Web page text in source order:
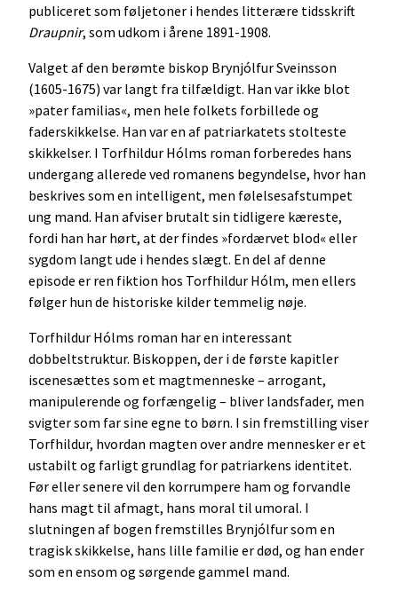
publiceret som føljetoner i hendes litterære tidsskrift
Draupnir, som udkom i årene 1891-1908.
Valget af den berømte biskop Brynjólfur Sveinsson
(1605-1675) var langt fra tilfældigt. Han var ikke blot
»pater familias«, men hele folkets forbillede og
faderskikkelse. Han var en af patriarkatets stolteste
skikkelser. I Torfhildur Hólms roman forberedes hans
undergang allerede ved romanens begyndelse, hvor han
beskrives som en intelligent, men følelsesafstumpet
ung mand. Han afviser brutalt sin tidligere kæreste,
fordi han har hørt, at der findes »fordærvet blod« eller
sygdom langt ude i hendes slægt. En del af denne
episode er ren fiktion hos Torfhildur Hólm, men ellers
følger hun de historiske kilder temmelig nøje.
Torfhildur Hólms roman har en interessant
dobbeltstruktur. Biskoppen, der i de første kapitler
iscenesættes som et magtmenneske – arrogant,
manipulerende og forfængelig – bliver landsfader, men
svigter som far sine egne to børn. I sin fremstilling viser
Torfhildur, hvordan magten over andre mennesker er et
ustabilt og farligt grundlag for patriarkens identitet.
Før eller senere vil den korrumpere ham og forvandle
hans magt til afmagt, hans moral til umoral. I
slutningen af bogen fremstilles Brynjólfur som en
tragisk skikkelse, hans lille familie er død, og han ender
som en ensom og sørgende gammel mand.